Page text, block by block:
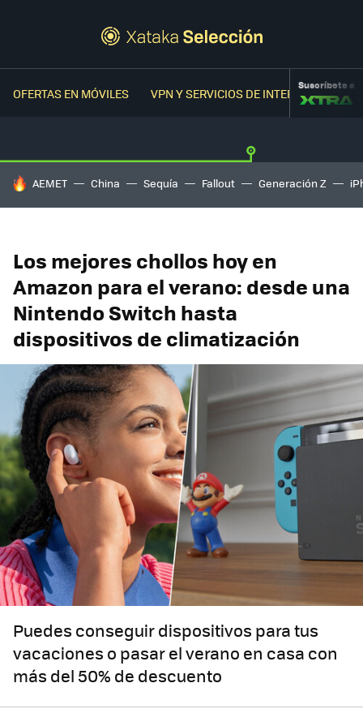
OFERTAS EN MÓVILES VPN Y SERVICIOS DE INTERNETSuscríbete a
HOY SE HABLA DE
AEMET China Sequía Fallout Generación Z
Los mejores chollos hoy en
Amazon para el verano: desde una
Nintendo Switch hasta
dispositivos de climatización
Puedes conseguir dispositivos para tus
vacaciones o pasar el verano en casa con
más del 50% de descuento